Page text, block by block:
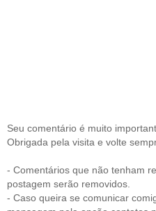
Seu comentário é muito
Obrigada pela visita e volte
- Comentários que não tenham
postagem serão removidos.
- Caso queira se comunicar